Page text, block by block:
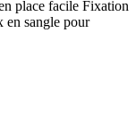
place facile Fixation
en sangle pour